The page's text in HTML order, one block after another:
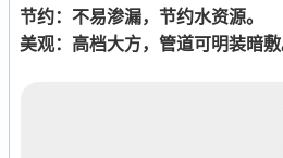
节约：不易渗漏，节约水资源。
美观：高档大方，管道可明装暗